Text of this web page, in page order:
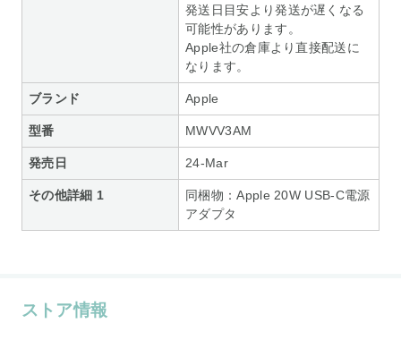
発送日目安より発送が遅くなる
可能性があります。
Apple社の倉庫より直接配送に
なります。
ブランド Apple
型番 MWVV3AM
発売日 24-Mar
その他詳細 1
同梱物：Apple 20W USB-C電源
アダプタ
ストア情報